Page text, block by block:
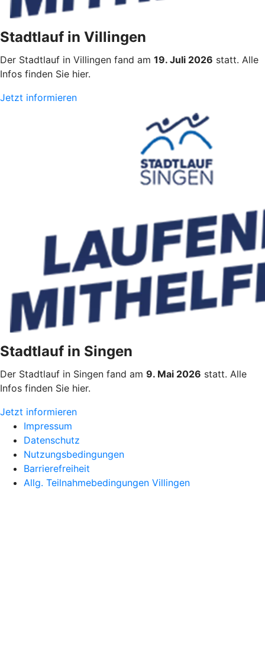
Stadtlauf in Villingen
Der Stadtlauf in Villingen fand am 19. Juli 2026 statt. Alle
Infos finden Sie hier.
Jetzt informieren
Stadtlauf in Singen
Der Stadtlauf in Singen fand am 9. Mai 2026 statt. Alle
Infos finden Sie hier.
Jetzt informieren
Impressum
Datenschutz
Nutzungsbedingungen
Barrierefreiheit
Allg. Teilnahmebedingungen Villingen